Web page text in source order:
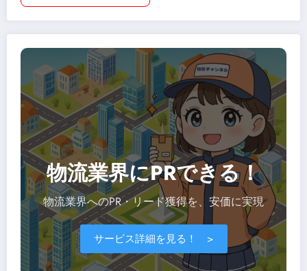
物流業界にPRできる！
物流業界へのPR・リード獲得を、安価に実現
サービス詳細を見る！ >